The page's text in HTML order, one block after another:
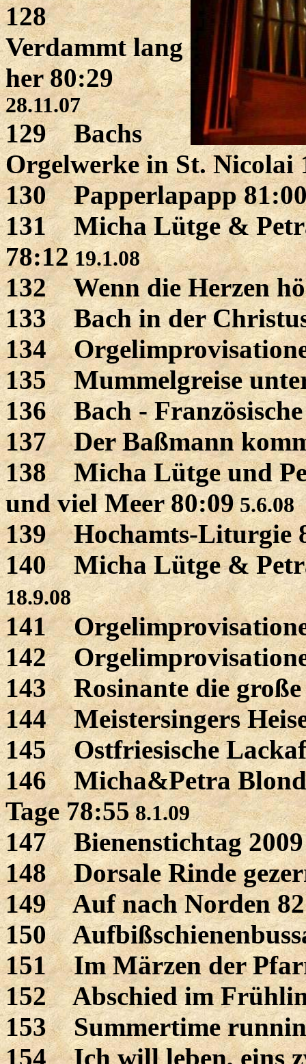
128
Verdammt lang
her 80:29
28.11.07
129 Bachs
Orgelwerke in St. Nicolai
130 Papperlapapp
131 Micha Lütge &
78:1219.1.08
132 Wenn die Herzen
133 Bach in der
134
135 Mummelgreise
136 Bach -
137 Der Baßmann
138 Micha Lütge und
und viel Meer 80:095.6.08
139 Hochamts-Liturgie
140 Micha Lütge &
18.9.08
141
142
143 Rosinante die große
144 Meistersingers
145 Ostfriesische
146 Micha&Petra
Tage 78:558.1.09
147 Bienenstichtag
148 Dorsale Rinde
149 Auf nach Norden
150
151 Im Märzen der
152 Abschied im
153 Summertime
154 Ich will leben, eins